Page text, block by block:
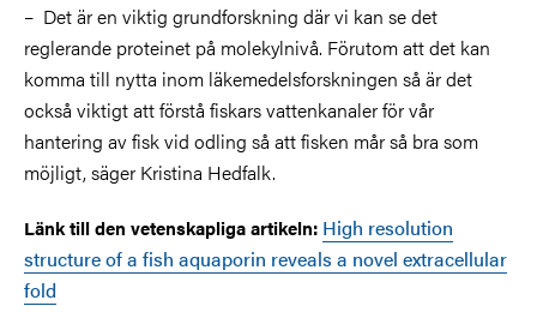
– Det är en viktig grundforskning där vi kan se det
reglerande proteinet på molekylnivå. Förutom att det kan
komma till nytta inom läkemedelsforskningen så är det
också viktigt att förstå fiskars vattenkanaler för vår
hantering av fisk vid odling så att fisken mår så bra som
möjligt, säger Kristina Hedfalk.
Länk till den vetenskapliga artikeln: High resolution
structure of a fish aquaporin reveals a novel extracellular
fold